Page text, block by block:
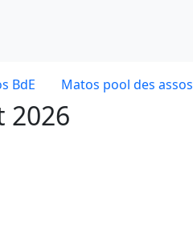
BdE Matos pool des assos
2026